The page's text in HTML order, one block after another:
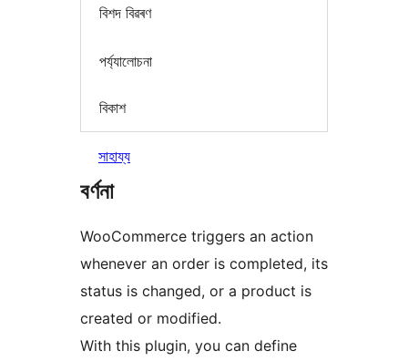
বিশদ বিৱৰণ
পৰ্য্যালোচনা
বিকাশ
সাহায্য
বৰ্ণনা
WooCommerce triggers an action
whenever an order is completed, its
status is changed, or a product is
created or modified.
With this plugin, you can define